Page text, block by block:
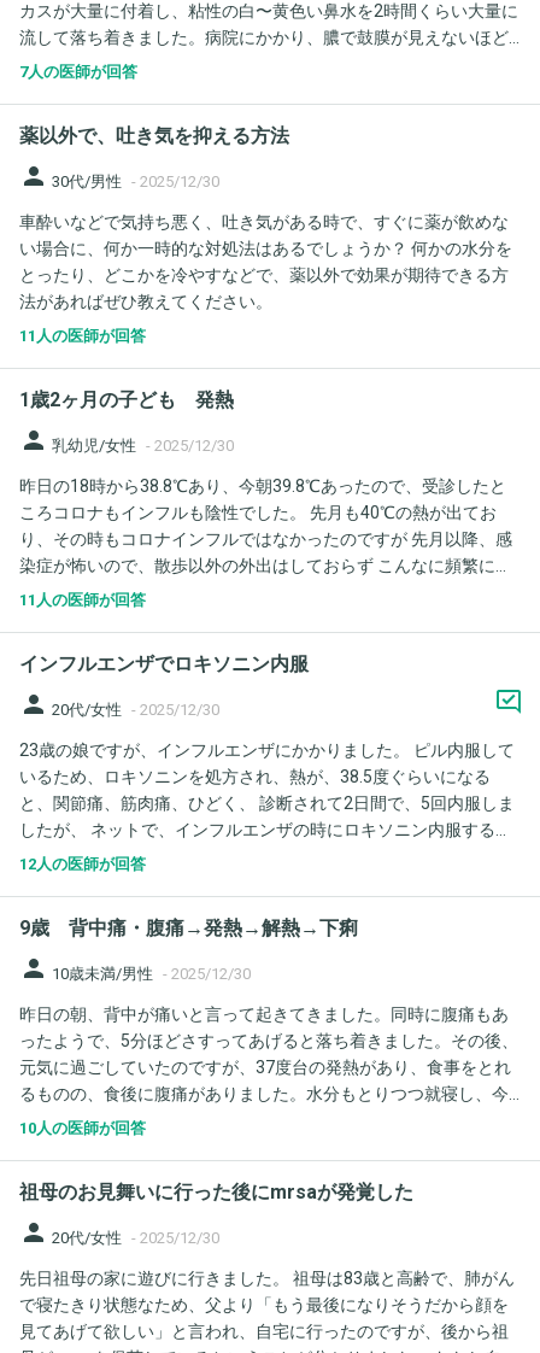
カスが大量に付着し、粘性の白〜黄色い鼻水を2時間くらい大量に
流して落ち着きました。病院にかかり、膿で鼓膜が見えないほど
の中耳炎、自壊もしていると言われました。 熱もなく機嫌も食欲
されました。 薬局で6滴を垂らして、10分横にしろと言われまし
たが 力の強い一歳児はどうがんばっても無理です。横にするのは
くださいの一点張りでした。 質問させてください。 １、2分程度
しか横にできませんが、大丈夫でしょうか？かえってやらない方
がいいなどありますか？ ２、ネットで見ると小児は2.3滴とのこと
ですが、そのくらいの量が適量でしょうか？ドクターからの指示
はなく、お薬手帳のシールにも記載がありません。 ３、薬を飲ん
小児科では経過をお見せしています）今後何が症状が出る可能性
がありますか？ ４、保育園で毎月のように風邪をもらい鼻水を出
ますでしょうか？ 毎月抗生剤を服用して大丈夫でしょうか？ 上の
子は一度も中耳炎になったことがないので、個体差に驚いていま
す。 ５、鼻水など風邪症状が始まったら何日位姉にベタベタさせ
ない方が感染予防にはいいのでしょうか？（姉は10歳なので、二
人の隔離は可能です） よろしくお願いいたします。
7人の医師が回答
薬以外で、吐き気を抑える方法
person 30代/男性 - 2025/12/30
車酔いなどで気持ち悪く、吐き気がある時で、すぐに薬が飲めな
い場合に、何か一時的な対処法はあるでしょうか？ 何かの水分を
とったり、どこかを冷やすなどで、薬以外で効果が期待できる方
法があればぜひ教えてください。
11人の医師が回答
1歳2ヶ月の子ども 発熱
person 乳幼児/女性 - 2025/12/30
昨日の18時から38.8℃あり、今朝39.8℃あったので、受診したと
ころコロナもインフルも陰性でした。 先月も40℃の熱が出てお
り、その時もコロナインフルではなかったのですが 先月以降、感
染症が怖いので、散歩以外の外出はしておらず こんなに頻繁に熱
は出るものでしょうか？ 血液検査などして調べた方がよろしいで
11人の医師が回答
インフルエンザでロキソニン内服
person 20代/女性 - 2025/12/30
23歳の娘ですが、インフルエンザにかかりました。 ピル内服して
いるため、ロキソニンを処方され、熱が、38.5度ぐらいになる
と、関節痛、筋肉痛、ひどく、 診断されて2日間で、5回内服しま
したが、 ネットで、インフルエンザの時にロキソニン内服する
と、インフルエンザ脳症のリスクもあると書かれており、とても
でしょうか？ よろしくお願いします
12人の医師が回答
9歳 背中痛・腹痛→発熱→解熱→下痢
person 10歳未満/男性 - 2025/12/30
昨日の朝、背中が痛いと言って起きてきました。同時に腹痛もあ
ったようで、5分ほどさすってあげると落ち着きました。その後、
元気に過ごしていたのですが、37度台の発熱があり、食事をとれ
るものの、食後に腹痛がありました。水分もとりつつ就寝し、今
朝になったら平熱に戻りました。元気と食欲はあるものの、下痢
10人の医師が回答
祖母のお見舞いに行った後にmrsaが発覚した
person 20代/女性 - 2025/12/30
先日祖母の家に遊びに行きました。 祖母は83歳と高齢で、肺がん
で寝たきり状態なため、父より「もう最後になりそうだから顔を
見てあげて欲しい」と言われ、自宅に行ったのですが、後から祖